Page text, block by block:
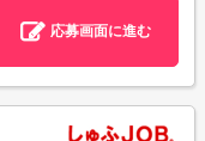
応募画面に進む